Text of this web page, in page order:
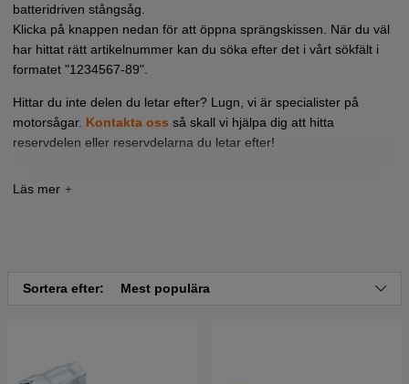
batteridriven stångsåg.
Klicka på knappen nedan för att öppna sprängskissen. När du väl
har hittat rätt artikelnummer kan du söka efter det i vårt sökfält i
formatet "1234567-89".
Hittar du inte delen du letar efter? Lugn, vi är specialister på
motorsågar. Kontakta oss så skall vi hjälpa dig att hitta
reservdelen eller reservdelarna du letar efter!
Tryck här för sprängskiss och reservdelslista till
Sortera efter: Mest populära